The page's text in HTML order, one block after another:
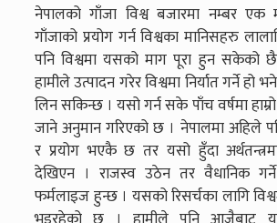
नेपालको गाँजा विश्व बजारमा नम्बर एक
गाँजाको प्रयोग गर्न विश्वका मानिसहरु
पनि विश्वमा यसको माग पूरा हुन सकेको
हामीले उत्पादन गरेर विश्वमा निर्यात गर्ने हो
लिन सकिन्छ । यसो गर्न सके पाँच वर्षमा
जाने अनुमान गरिएको छ । नेपालमा अहिले
र प्रयोग भएकै छ तर यसो हुँदा
देखिएन । राजस्व उठेन तर वैधानिक गर्ने
फर्मलाइज हुन्छ । यसको रिसर्चका लागि